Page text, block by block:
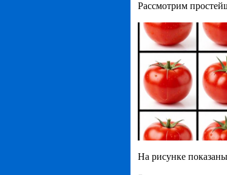
Рассмотрим
На рисунке